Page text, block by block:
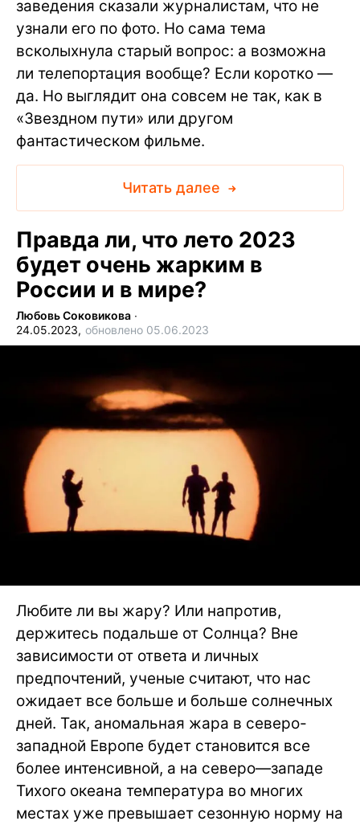
заведения сказали журналистам, что не
узнали его по фото. Но сама тема
всколыхнула старый вопрос: а возможна
ли телепортация вообще? Если коротко —
да. Но выглядит она совсем не так, как в
«Звездном пути» или другом
фантастическом фильме.
Читать далее
Правда ли, что лето 2023
будет очень жарким в
России и в мире?
Любовь Соковикова ∙
24.05.2023, обновлено 05.06.2023
Любите ли вы жару? Или напротив,
держитесь подальше от Солнца? Вне
зависимости от ответа и личных
предпочтений, ученые считают, что нас
ожидает все больше и больше солнечных
дней. Так, аномальная жара в северо-
западной Европе будет становится все
более интенсивной, а на северо—западе
Тихого океана температура во многих
местах уже превышает сезонную норму на